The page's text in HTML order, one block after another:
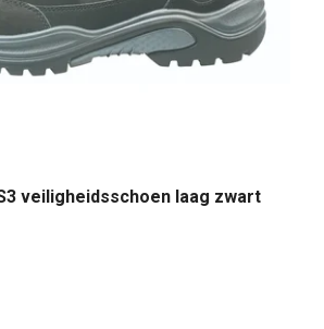
veiligheidsschoen laag zwart